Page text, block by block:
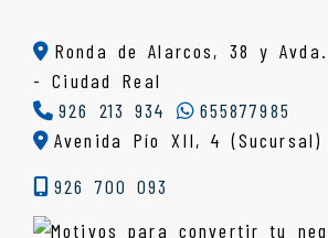
Ronda de Alarcos, 38 y
-Ciudad Real
926 213 934
655877985
Avenida Pío XII, 4
926 700 093